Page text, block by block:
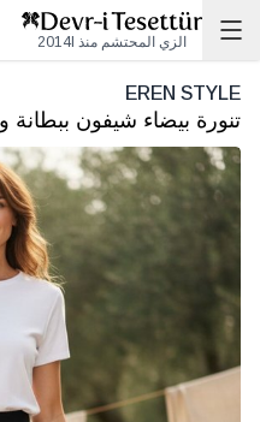
الزي المحتشم منذ 2014l
EREN STYLE
تنورة بيضاء شيفون